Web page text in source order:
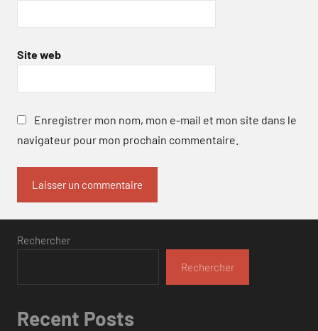
Site web
Enregistrer mon nom, mon e-mail et mon site dans le
navigateur pour mon prochain commentaire.
Rechercher
Rechercher
Recent Posts